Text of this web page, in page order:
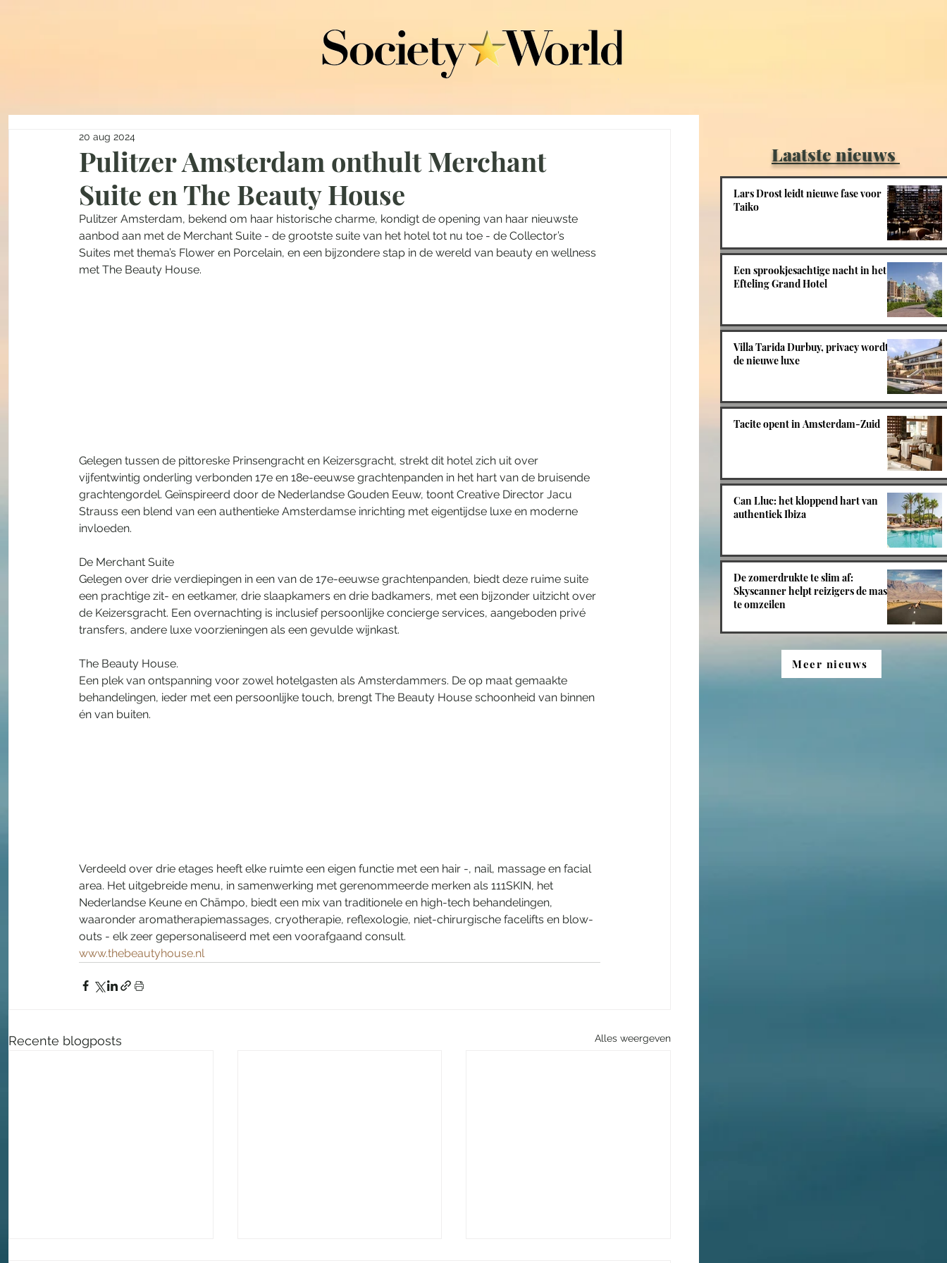
Pulitzer Amsterdam onthult Merchant
Suite en The Beauty House
20 aug 2024
Pulitzer Amsterdam, bekend om haar historische charme, kondigt de opening van haar nieuwste
aanbod aan met de Merchant Suite - de grootste suite van het hotel tot nu toe - de Collector’s
Suites met thema’s Flower en Porcelain, en een bijzondere stap in de wereld van beauty en wellness
met The Beauty House.
Gelegen tussen de pittoreske Prinsengracht en Keizersgracht, strekt dit hotel zich uit over
vijfentwintig onderling verbonden 17e en 18e-eeuwse grachtenpanden in het hart van de bruisende
grachtengordel. Geïnspireerd door de Nederlandse Gouden Eeuw, toont Creative Director Jacu
Strauss een blend van een authentieke Amsterdamse inrichting met eigentijdse luxe en moderne
invloeden.
De Merchant Suite
Gelegen over drie verdiepingen in een van de 17e-eeuwse grachtenpanden, biedt deze ruime suite
een prachtige zit- en eetkamer, drie slaapkamers en drie badkamers, met een bijzonder uitzicht over
de Keizersgracht. Een overnachting is inclusief persoonlijke concierge services, aangeboden privé
transfers, andere luxe voorzieningen als een gevulde wijnkast.
The Beauty House.
Een plek van ontspanning voor zowel hotelgasten als Amsterdammers. De op maat gemaakte
behandelingen, ieder met een persoonlijke touch, brengt The Beauty House schoonheid van binnen
én van buiten.
Verdeeld over drie etages heeft elke ruimte een eigen functie met een hair -, nail, massage en facial
area. Het uitgebreide menu, in samenwerking met gerenommeerde merken als 111SKIN, het
Nederlandse Keune en Chāmpo, biedt een mix van traditionele en high-tech behandelingen,
waaronder aromatherapiemassages, cryotherapie, reflexologie, niet-chirurgische facelifts en blow-
outs - elk zeer gepersonaliseerd met een voorafgaand consult.
www.thebeautyhouse.nl
Recente blogposts Alles weergeven
Laatste nieuws
Lars Drost leidt nieuwe fase voor
Taiko
Een sprookjesachtige nacht in het
Efteling Grand Hotel
Villa Tarida Durbuy, privacy wordt
de nieuwe luxe
Tacite opent in Amsterdam-Zuid
Can Lluc: het kloppend hart van
authentiek Ibiza
De zomerdrukte te slim af:
Skyscanner helpt reizigers de massa
te omzeilen
Meer nieuws